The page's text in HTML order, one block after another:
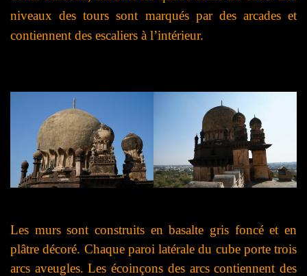
niveaux des tours sont marqués par des arcades et
contiennent des escaliers à l’intérieur.
Les murs sont construits en basalte gris foncé et en
plâtre décoré. Chaque paroi latérale du cube porte trois
arcs aveugles. Les écoinçons des arcs contiennent des